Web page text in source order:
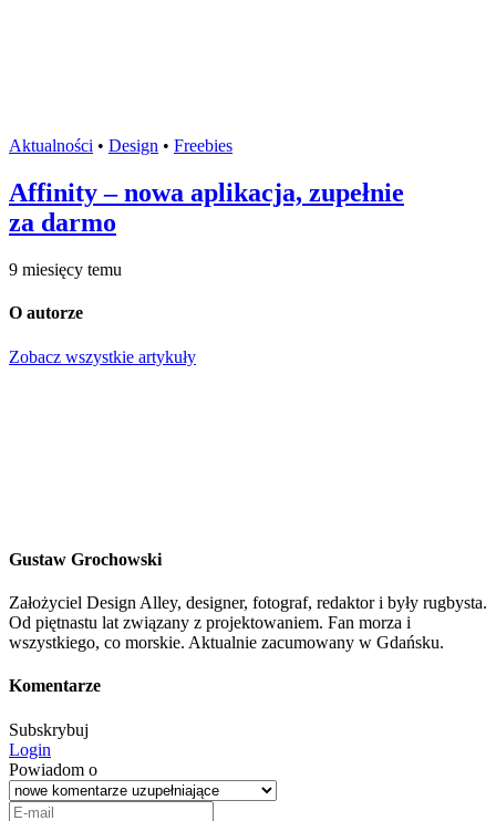
Aktualności • Design • Freebies
Affinity – nowa aplikacja, zupełnie
za darmo
9 miesięcy temu
O autorze
Zobacz wszystkie artykuły
Gustaw Grochowski
Założyciel Design Alley, designer, fotograf, redaktor i były rugbysta.
Od piętnastu lat związany z projektowaniem. Fan morza i
wszystkiego, co morskie. Aktualnie zacumowany w Gdańsku.
Komentarze
Subskrybuj
Login
Powiadom o